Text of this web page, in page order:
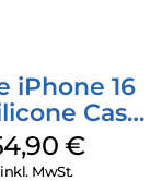
iPhone 16
Case
Black
€
inkl. MwSt.